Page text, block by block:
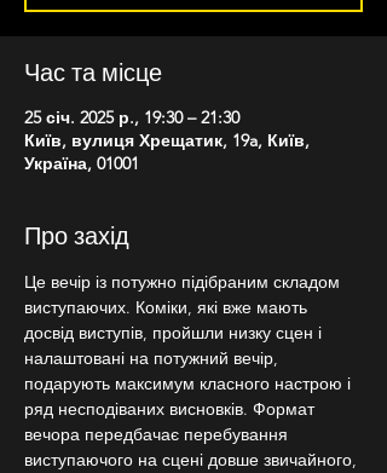
Час та місце
25 січ. 2025 р., 19:30 – 21:30
Київ, вулиця Хрещатик, 19a, Київ,
Україна, 01001
Про захід
Це вечір із потужно підібраним складом
виступаючих. Коміки, які вже мають
досвід виступів, пройшли низку сцен і
налаштовані на потужний вечір,
подарують максимум класного настрою і
ряд несподіваних висновків. Формат
вечора передбачає перебування
виступаючого на сцені довше звичайного,